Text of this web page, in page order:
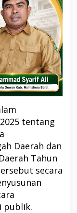
tentang
Daerah dan
Tahun
secara
publik.